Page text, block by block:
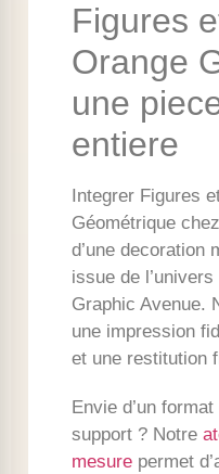
Figures
Orange
une
entiere
Integrer Figures
Géométrique
d’une decoration
issue de
Graphic Avenue.
une impression
et une restitution
Envie d’un
support ? Notre
mesure permet